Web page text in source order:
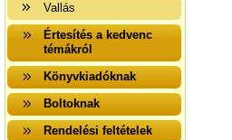
Vallás
Értesítés a kedvenc
témákról
Könyvkiadóknak
Boltoknak
Rendelési feltételek